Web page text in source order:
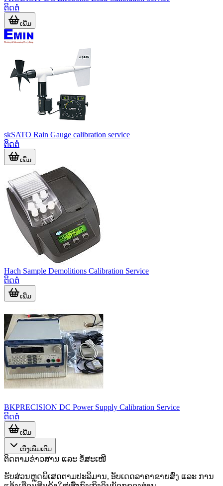
ຕິດຕໍ່
ເພີ່ມ
skSATO Rain Gauge calibration service
ຕິດຕໍ່
ເພີ່ມ
Hach Sample Demolitions Calibration Service
ຕິດຕໍ່
ເພີ່ມ
BKPRECISION DC Power Supply Calibration Service
ຕິດຕໍ່
ເພີ່ມ
ເບິ່ງເພີ່ມເຕີມ
ຕິດຕາມຂ່າວສານ ແລະ ຂໍ້ສະເໜີ
ຮັບສ່ວນຫຼຸດພິເສດຕາມປະລິມານ, ອັບເດດລາຄາຂາຍສົ່ງ ແລະ ການ